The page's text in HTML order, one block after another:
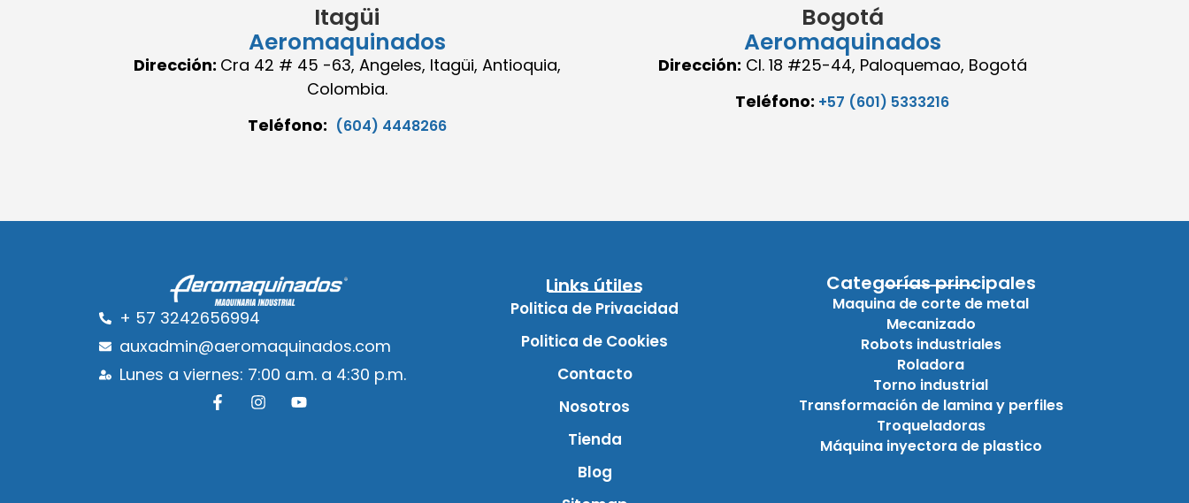
Itagüi
Aeromaquinados
Dirección: Cra 42 # 45 -63, Angeles, Itagüi, Antioquia,
Colombia.
Teléfono: (604) 4448266
Bogotá
Aeromaquinados
Dirección: Cl. 18 #25-44, Paloquemao, Bogotá
Teléfono: +57 (601) 5333216
+ 57 3242656994
auxadmin@aeromaquinados.com
Lunes a viernes: 7:00 a.m. a 4:30 p.m.
Links útiles
Politica de Privacidad
Politica de Cookies
Contacto
Nosotros
Tienda
Blog
Categorías principales
Maquina de corte de metal
Mecanizado
Robots industriales
Roladora
Torno industrial
Transformación de lamina y perfiles
Troqueladoras
Máquina inyectora de plastico